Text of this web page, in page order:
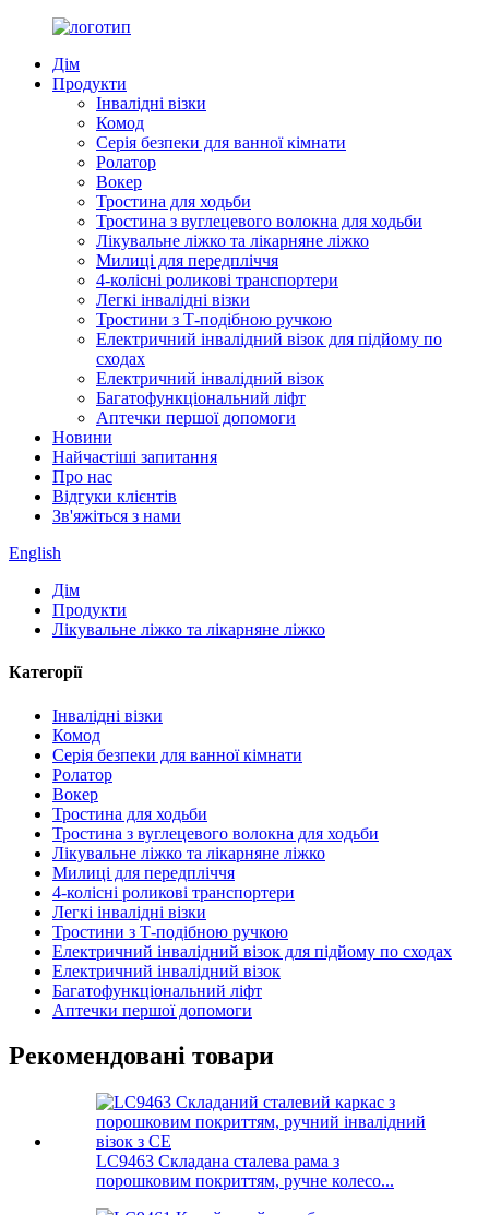
Дім
Продукти
Інвалідні візки
Комод
Серія безпеки для ванної кімнати
Ролатор
Вокер
Тростина для ходьби
Тростина з вуглецевого волокна для ходьби
Лікувальне ліжко та лікарняне ліжко
Милиці для передпліччя
4-колісні роликові транспортери
Легкі інвалідні візки
Тростини з Т-подібною ручкою
Електричний інвалідний візок для підйому по
сходах
Електричний інвалідний візок
Багатофункціональний ліфт
Аптечки першої допомоги
Новини
Найчастіші запитання
Про нас
Відгуки клієнтів
Зв'яжіться з нами
English
Дім
Продукти
Лікувальне ліжко та лікарняне ліжко
Категорії
Інвалідні візки
Комод
Серія безпеки для ванної кімнати
Ролатор
Вокер
Тростина для ходьби
Тростина з вуглецевого волокна для ходьби
Лікувальне ліжко та лікарняне ліжко
Милиці для передпліччя
4-колісні роликові транспортери
Легкі інвалідні візки
Тростини з Т-подібною ручкою
Електричний інвалідний візок для підйому по сходах
Електричний інвалідний візок
Багатофункціональний ліфт
Аптечки першої допомоги
Рекомендовані товари
LC9463 Складана сталева рама з
порошковим покриттям, ручне колесо...